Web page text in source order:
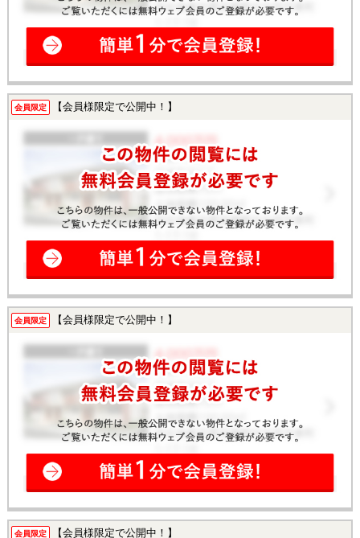
会員限定 【会員様限定で公開中！】
会員限定 【会員様限定で公開中！】
会員限定 【会員様限定で公開中！】